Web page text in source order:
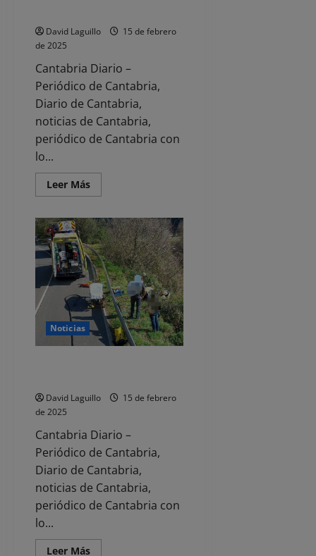
David Laguillo
15 de febrero
de 2025
Cantabria Diario –
Periódico de Cantabria,
Diario de Cantabria,
noticias de Cantabria,
periódico de Cantabria con
lo...
Leer MásLeer
más
El
equipo
del
helicóptero
del
Gobierno
cántabro
auxilia
a
un
esquiador
tras
lesionarse
Noticias
David Laguillo
15 de febrero
de 2025
Cantabria Diario –
Periódico de Cantabria,
Diario de Cantabria,
noticias de Cantabria,
periódico de Cantabria con
lo...
Leer MásLeer